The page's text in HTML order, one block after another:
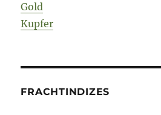
Gold
Kupfer
FRACHTINDIZES